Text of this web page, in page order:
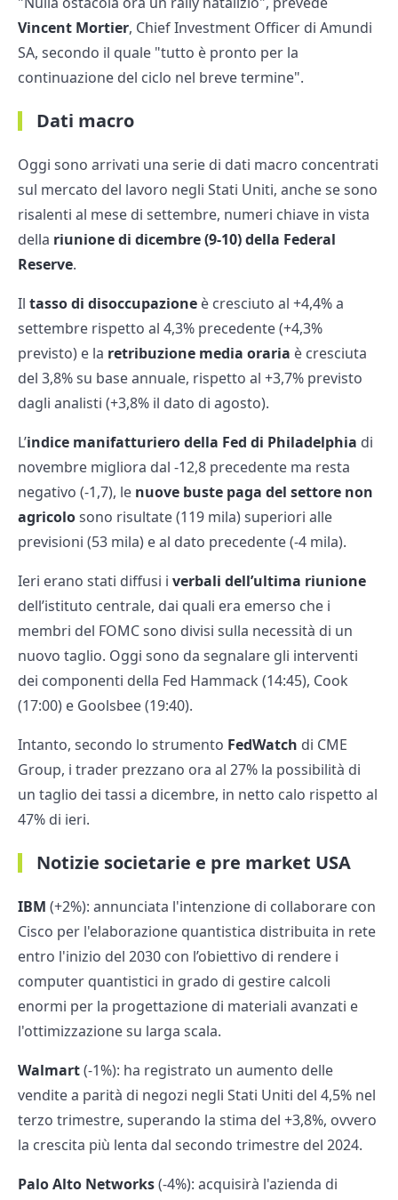
Vincent Mortier, Chief Investment Officer di Amundi
SA, secondo il quale "tutto è pronto per la
continuazione del ciclo nel breve termine".
Dati macro
Oggi sono arrivati una serie di dati macro concentrati
sul mercato del lavoro negli Stati Uniti, anche se sono
risalenti al mese di settembre, numeri chiave in vista
della riunione di dicembre (9-10) della Federal
Reserve.
Il tasso di disoccupazione è cresciuto al +4,4% a
settembre rispetto al 4,3% precedente (+4,3%
previsto) e la retribuzione media oraria è cresciuta
del 3,8% su base annuale, rispetto al +3,7% previsto
dagli analisti (+3,8% il dato di agosto).
L’indice manifatturiero della Fed di Philadelphia di
novembre migliora dal -12,8 precedente ma resta
negativo (-1,7), le nuove buste paga del settore non
agricolosono risultate (119 mila) superiori alle
previsioni (53 mila) e al dato precedente (-4 mila).
Ieri erano stati diffusi i verbali dell’ultima riunione
dell’istituto centrale, dai quali era emerso che i
membri del FOMC sono divisi sulla necessità di un
nuovo taglio. Oggi sono da segnalare gli interventi
dei componenti della Fed Hammack (14:45), Cook
(17:00) e Goolsbee (19:40).
Intanto, secondo lo strumento FedWatch di CME
Group, i trader prezzano ora al 27% la possibilità di
un taglio dei tassi a dicembre, in netto calo rispetto al
47% di ieri.
Notizie societarie e pre market USA
IBM (+2%): annunciata l'intenzione di collaborare con
Cisco per l'elaborazione quantistica distribuita in rete
entro l'inizio del 2030 con l’obiettivo di rendere i
computer quantistici in grado di gestire calcoli
enormi per la progettazione di materiali avanzati e
l'ottimizzazione su larga scala.
Walmart(-1%): ha registrato un aumento delle
vendite a parità di negozi negli Stati Uniti del 4,5% nel
terzo trimestre, superando la stima del +3,8%, ovvero
la crescita più lenta dal secondo trimestre del 2024.
Palo Alto Networks(-4%): acquisirà l'azienda di